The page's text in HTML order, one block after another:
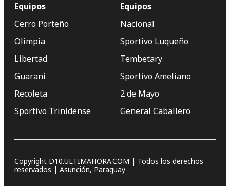
Equipos
Cerro Porteño
Olimpia
Libertad
Guaraní
Recoleta
Sportivo Trinidense
Equipos
Nacional
Sportivo Luqueño
Tembetary
Sportivo Ameliano
2 de Mayo
General Caballero
Copyright D10.ULTIMAHORA.COM | Todos los derechos
reservados | Asunción, Paraguay